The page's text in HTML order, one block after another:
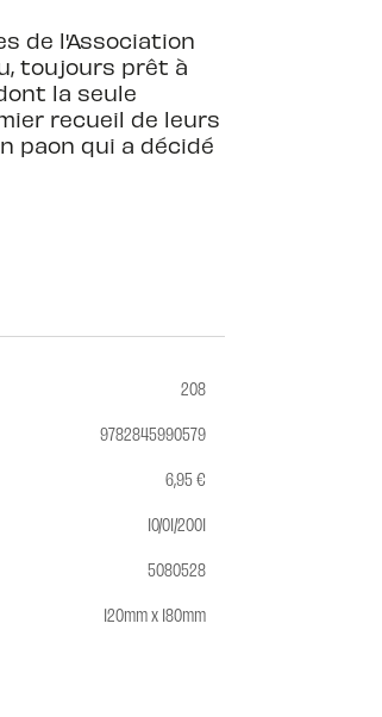
de l'Association
toujours prêt à
la seule
recueil de leurs
paon qui a décidé
208
9782845990579
6,95 €
10/01/2001
5080528
120mm x 180mm